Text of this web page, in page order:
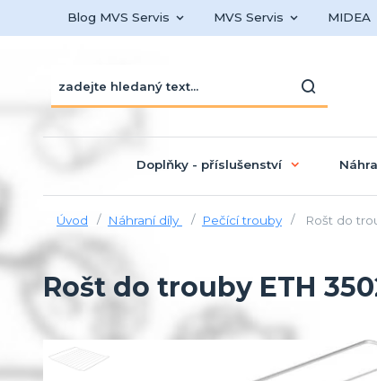
Blog MVS Servis MVS Servis MIDEA
Doplňky - příslušenství
Úvod Náhraní díly Pečící trouby Rošt do
Rošt do trouby ETH